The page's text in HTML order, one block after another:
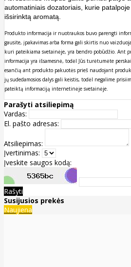
automatiniais dozatoriais, kurie
išsirinktą aromatą.
Produkto informacija ir nuotraukos buvo parengti
gausite, įpakavimas arba forma gali skirtis nuo
kuri pateikiama svetainėje, yra bendro pobūdžio. Ant
informacija yra išsamesnė, todėl Jūs turėtumėte
esančią ant produkto pakuotės prieš naudojant
jų sudedamosios dalys gali keistis, todėl negalime
pateiktą informaciją internetinėje svetainėje.
Parašyti atsiliepimą
Vardas:
El. pašto adresas:
Atsiliepimas:
Įvertinimas:
Įveskite saugos kodą:
Rašyti
Susijusios prekės
Naujiena